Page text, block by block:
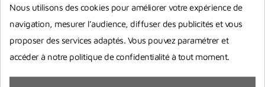
Le harnais ajustable permet un réglage adapté pour
chaque plongeur, la stabilité du plongeur s'en trouve
améliorée
La stabilité accrue du plongeur diminue la trainée en
encourageant une position rationalisée, cela permet
Nous utilisons des cookies pour améliorer votre expérience de
navigation, mesurer l’audience, diffuser des publicités et vous
proposer des services adaptés. Vous pouvez paramétrer et
accéder à notre politique de confidentialité à tout moment.